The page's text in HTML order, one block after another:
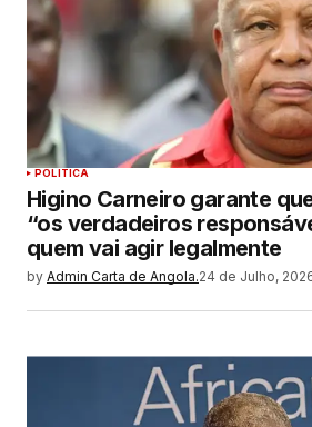
POLITICA
Higino Carneiro garante
“os verdadeiros
quem vai agir legalmente
by Admin Carta de Angola.24 de Julho,